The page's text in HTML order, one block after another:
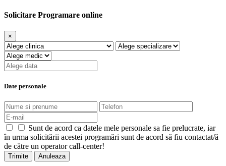
Solicitare Programare online
×
Date personale
Sunt de acord ca datele mele personale sa fie prelucrate, iar
în urma solicitării acestei programări sunt de acord să fiu contactat/ă
de către un operator call-center!
Trimite Anuleaza